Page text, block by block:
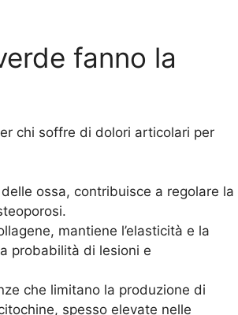
fanno la
chi soffre di dolori articolari per
ossa, contribuisce a regolare la
mantiene l’elasticità e la
probabilità di lesioni e
che limitano la produzione di
spesso elevate nelle